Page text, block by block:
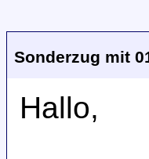
Sonderzug mit
Hallo,